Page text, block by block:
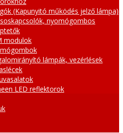
(Kapunyitó működés jelző lámpa)
nyomógombos
modulok
lámpák, vezérlések
LED reflektorok